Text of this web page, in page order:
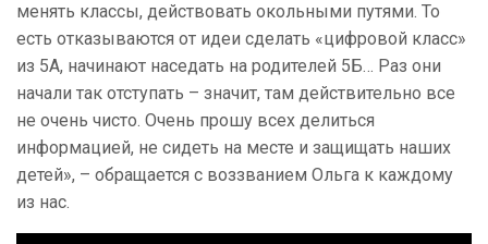
менять классы, действовать окольными путями. То
есть отказываются от идеи сделать «цифровой класс»
из 5А, начинают наседать на родителей 5Б… Раз они
начали так отступать – значит, там действительно все
не очень чисто. Очень прошу всех делиться
информацией, не сидеть на месте и защищать наших
детей», – обращается с воззванием Ольга к каждому
из нас.